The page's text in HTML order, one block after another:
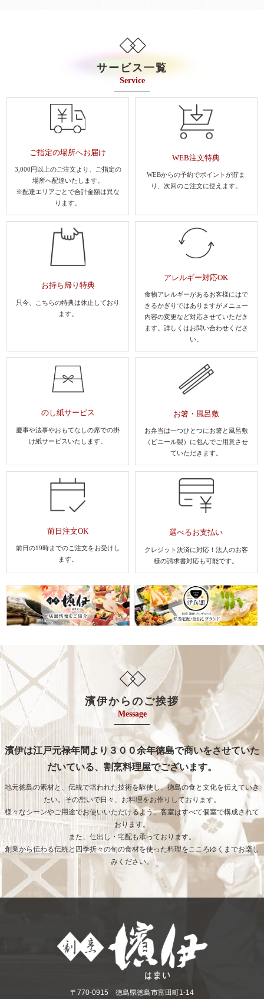
サービス一覧
Service
ご指定の場所へお届け
3,000円以上のご注文より、
ご指定の
場所へ配達いたします。
※配達エリアごとで合計金額は異な
ります。
WEB注文特典
WEBからの予約でポイントが貯ま
り、 次回のご注文に使えます。
お持ち帰り特典
只今、こちらの特典は休止しており
ます。
アレルギー対応OK
食物アレルギーがあるお客様にはで
きるかぎりではありますがメニュー
内容の変更など対応させていただき
ます。 詳しくはお問い合わせくださ
い。
のし紙サービス
慶事や法事やおもてなしの席での掛
け紙サービスいたします。
お箸・風呂敷
お弁当は一つひとつにお箸と風呂敷
（ビニール製）に包んでご用意させ
ていただきます。
前日注文OK
前日の19時までのご注文をお受けし
ます。
選べるお支払い
クレジット決済に対応！法人のお客
様の請求書対応も可能です。
濱伊からのご挨拶
Message
濱伊は江戸元禄年間より３００余年徳島で商いをさせていた
だいている、割烹料理屋でございます。
地元徳島の素材と、伝統で培われた技術を駆使し、徳島の食と文化を伝えていき
たい。その想いで日々、お料理をお作りしております。
様々なシーンやご用途でお使いいただけるよう、客室はすべて個室で構成されて
おります。
また、仕出し・宅配も承っております。
創業から伝わる伝統と四季折々の旬の食材を使った料理をこころゆくまでお楽し
みください。
〒770-0915 徳島県徳島市富田町1-14